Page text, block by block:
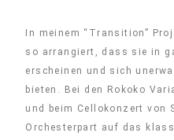
In meinem “Transition”
so arrangiert, dass sie in
erscheinen und sich
bieten. Bei den Rokoko
und beim Cellokonzert von
Orchesterpart auf das